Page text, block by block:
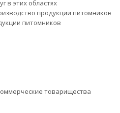
в этих областях
продукции питомников
питомников
товарищества